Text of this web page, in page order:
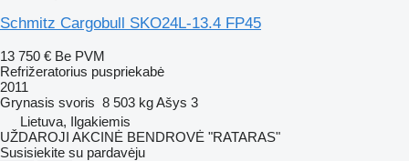
Schmitz Cargobull SKO24L-13.4 FP45
13 750 € Be PVM
Refrižeratorius puspriekabė
2011
Grynasis svoris 8 503 kgAšys 3
Lietuva, Ilgakiemis
UŽDAROJI AKCINĖ BENDROVĖ "RATARAS"
Susisiekite su pardavėju